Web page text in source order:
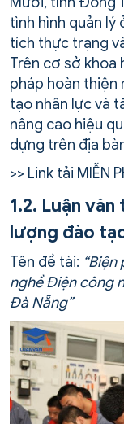
tình hình quản lý
tích thực trạng
Trên cơ sở khoa
pháp hoàn thiện
tạo nhân lực và
nâng cao hiệu
dựng trên địa
>> Link tải MIỄN
1.2. Luận
lượng đào
Tên đề tài:
nghề Điện công
Đà Nẵng”